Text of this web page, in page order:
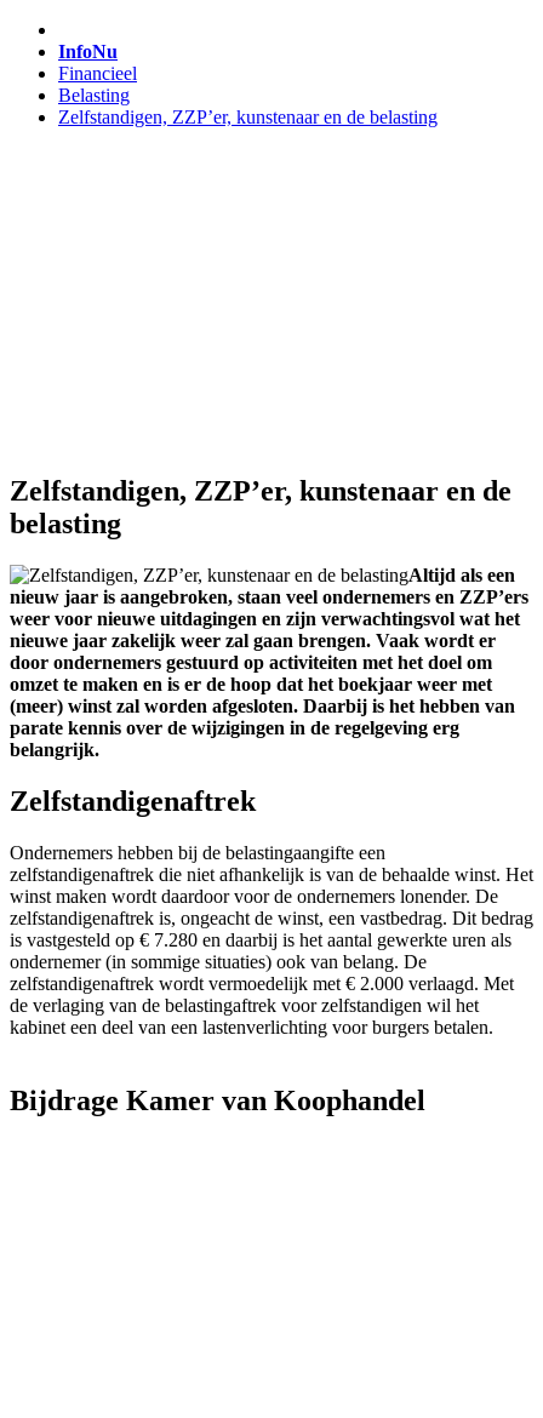
InfoNu
Financieel
Belasting
Zelfstandigen, ZZP’er, kunstenaar en de belasting
Zelfstandigen, ZZP’er, kunstenaar en de
belasting
Altijd als een
nieuw jaar is aangebroken, staan veel ondernemers en ZZP’ers
weer voor nieuwe uitdagingen en zijn verwachtingsvol wat het
nieuwe jaar zakelijk weer zal gaan brengen. Vaak wordt er
door ondernemers gestuurd op activiteiten met het doel om
omzet te maken en is er de hoop dat het boekjaar weer met
(meer) winst zal worden afgesloten. Daarbij is het hebben van
parate kennis over de wijzigingen in de regelgeving erg
belangrijk.
Zelfstandigenaftrek
Ondernemers hebben bij de belastingaangifte een
zelfstandigenaftrek die niet afhankelijk is van de behaalde winst. Het
winst maken wordt daardoor voor de ondernemers lonender. De
zelfstandigenaftrek is, ongeacht de winst, een vastbedrag. Dit bedrag
is vastgesteld op € 7.280 en daarbij is het aantal gewerkte uren als
ondernemer (in sommige situaties) ook van belang. De
zelfstandigenaftrek wordt vermoedelijk met € 2.000 verlaagd. Met
de verlaging van de belastingaftrek voor zelfstandigen wil het
kabinet een deel van een lastenverlichting voor burgers betalen.
Bijdrage Kamer van Koophandel